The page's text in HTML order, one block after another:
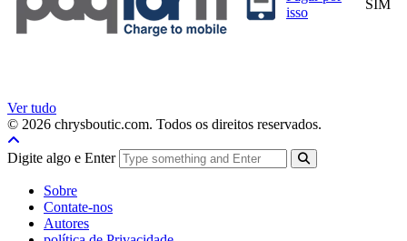
isso
SIM
Ver tudo
© 2026 chrysboutic.com. Todos os direitos reservados.
Digite algo e Enter
Sobre
Contate-nos
Autores